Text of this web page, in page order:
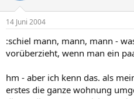
14 Juni 2004
:schiel mann, mann, mann -
vorüberzieht, wenn man ein
hm - aber ich kenn das. als
erstes die ganze wohnung